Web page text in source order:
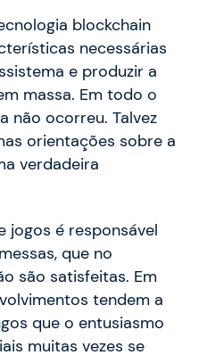
blockchain
necessárias
e produzir a
massa. Em todo o
não ocorreu. Talvez
orientações sobre a
verdadeira
jogos é responsável
que no
são satisfeitas. Em
tendem a
que o entusiasmo
muitas vezes se